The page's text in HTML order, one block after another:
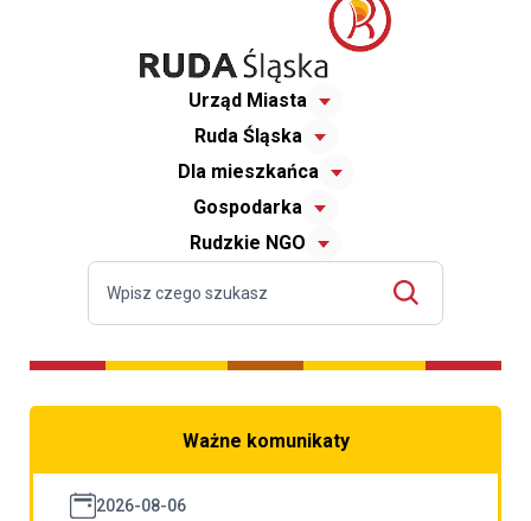
Urząd Miasta
Ruda Śląska
Dla mieszkańca
Gospodarka
Rudzkie NGO
Ważne komunikaty
2026-08-06